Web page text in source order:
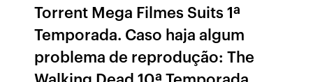
Torrent Mega Filmes Suits 1ª
Temporada. Caso haja algum
problema de reprodução: The